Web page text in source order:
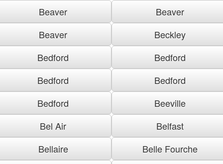
Beaver
Beaver
Beaver
Beckley
Bedford
Bedford
Bedford
Bedford
Bedford
Beeville
Bel Air
Belfast
Bellaire
Belle Fourche